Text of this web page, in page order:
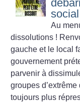
social
Au
dissolutions !
gauche et le local
gouvernement
parvenir à
groupes d’extrême
toujours plus